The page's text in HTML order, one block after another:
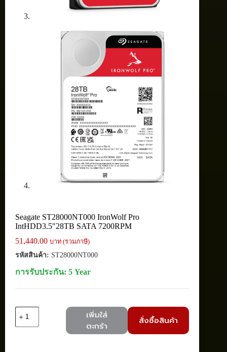
Seagate ST28000NT000 IronWolf Pro
IntHDD3.5″28TB SATA 7200RPM
51,440.00 บาท (รวมภาษี)
รหัสสินค้า: ST28000NT000
การรับประกัน: 5 Year
จำนวน
เพิ่มใส่
ตะกร้า
สั่งซื้อสินค้า